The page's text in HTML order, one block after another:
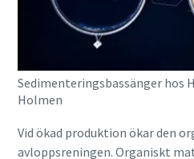
Sedimenteringsbassänger hos
Holmen
Vid ökad produktion ökar den
avloppsreningen. Organiskt